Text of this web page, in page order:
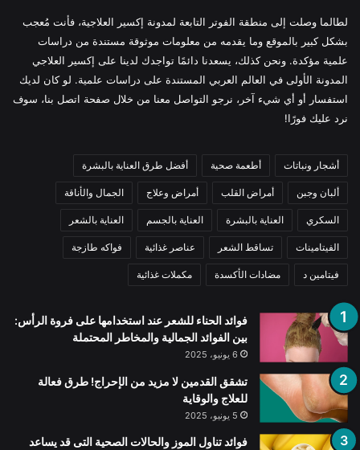
لطالما وصلت إلى منطقة الفوتر التابعة لمدونة إكسير العلاجية، فأنت مُعجب
بشكل كبير بالموقع وما يقدمه من معلومات موثوقة مستندة من دراسات
علمية مؤكدة. ونحن كذلك، يسعدنا دائمًا تواجدك لدينا على إكسير العلاجي
المدونة الأولى في العالم العربي المستندة على دراسات علمية. لو كان لديك
استفسار أو أي شيء آخر، نرجو التواصل معنا من خلال صفحة اتصل بنا، سوف
نرد عليك فورًا!
أشجار ونباتات أطعمة صحية أفضل طرق العناية بالبشرة
ألبان وجبن أمراض القلب أمراض وعلاج الجمال والأناقة
السكري العناية بالبشرة العناية بالجسم العناية بالشعر
الفيتامينات تساقط الشعر عناصر غذائية فواكه طازجة
فيتامين د مضادات الأكسدة مكملات غذائية
فوائد الحناء للشعر عند استخدامها على فروة الرأس:
بين الفوائد الجمالية والمخاطر المحتملة
6 يونيو، 2025
تشقق القدمين لا مزيد من الإحراج! طرق فعالة
للعلاج والوقاية
5 يونيو، 2025
فوائد تناول الموز والحالات الصحية التى قد يساعد